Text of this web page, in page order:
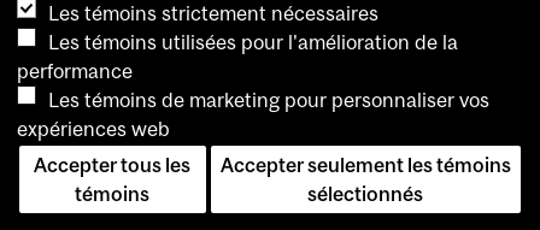
Accessibilité
Confidentialité
Avis sur les témoins
Pour nous joindre
Les témoins strictement nécessaires
Les témoins utilisées pour l'amélioration de la
performance
Les témoins de marketing pour personnaliser vos
expériences web
Accepter tous les
témoins
Accepter seulement les témoins
sélectionnés